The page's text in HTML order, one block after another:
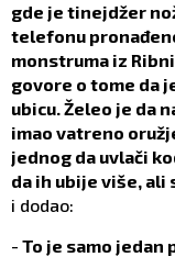
gde je tinejdžer
telefonu
monstruma iz
govore o tome da
ubicu. Želeo je da
imao vatreno
jednog da uvlači
da ih ubije više, ali
i dodao:
- To je samo jedan